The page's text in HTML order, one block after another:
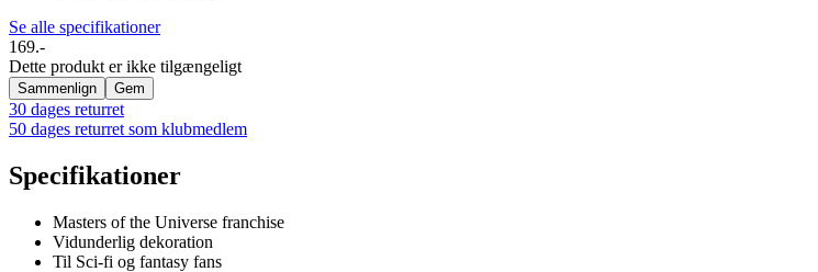
Se alle specifikationer
169.-
Dette produkt er ikke tilgængeligt
Sammenlign Gem
30 dages returret
50 dages returret som klubmedlem
Specifikationer
Masters of the Universe franchise
Vidunderlig dekoration
Til Sci-fi og fantasy fans